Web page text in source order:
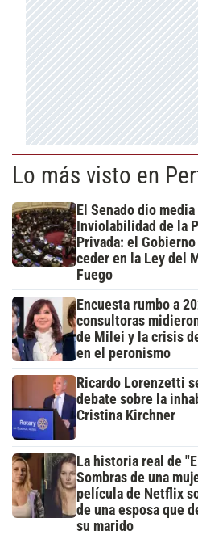
Lo más visto en
El Senado dio
Inviolabilidad de la
Privada: el
ceder en la Ley del
Fuego
Encuesta rumbo a
consultoras
de Milei y la crisis
en el peronismo
Ricardo Lorenzetti
debate sobre la
Cristina Kirchner
La historia real de
Sombras de una
película de Netflix
de una esposa que
su marido